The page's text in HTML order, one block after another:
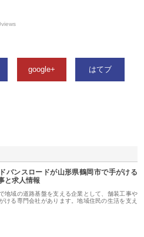
google+ はてブ
バンスロードが山形県鶴岡市で手がける
と求人情報
地域の道路基盤を支える企業として、舗装工事や
ける専門会社があります。地域住民の生活を支え